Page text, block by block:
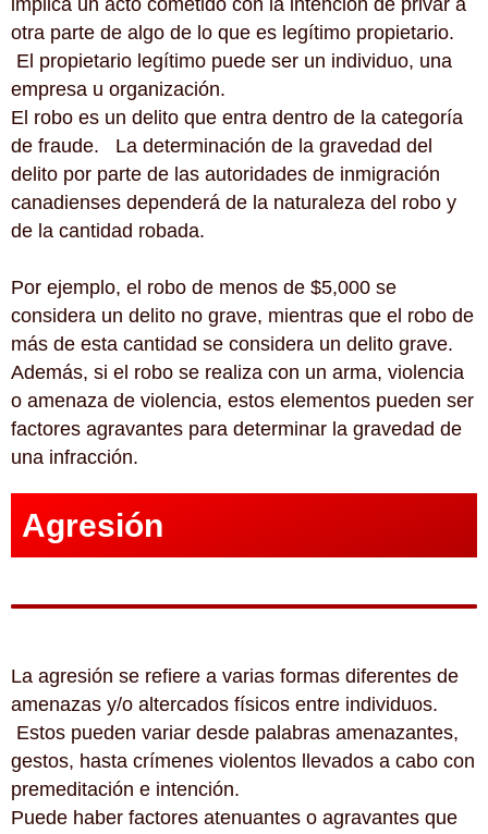
implica un acto cometido con la intención de privar a
otra parte de algo de lo que es legítimo propietario.
El propietario legítimo puede ser un individuo, una
empresa u organización.
El robo es un delito que entra dentro de la categoría
de fraude. La determinación de la gravedad del
delito por parte de las autoridades de inmigración
canadienses dependerá de la naturaleza del robo y
de la cantidad robada.
Por ejemplo, el robo de menos de $5,000 se
considera un delito no grave, mientras que el robo de
más de esta cantidad se considera un delito grave.
Además, si el robo se realiza con un arma, violencia
o amenaza de violencia, estos elementos pueden ser
factores agravantes para determinar la gravedad de
una infracción.
Agresión
La agresión se refiere a varias formas diferentes de
amenazas y/o altercados físicos entre individuos.
Estos pueden variar desde palabras amenazantes,
gestos, hasta crímenes violentos llevados a cabo con
premeditación e intención.
Puede haber factores atenuantes o agravantes que